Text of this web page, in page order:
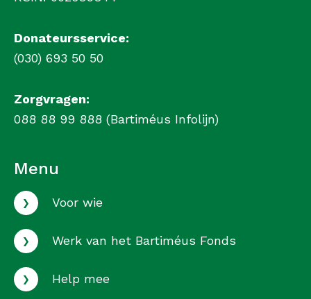
Donateursservice:
(030) 693 50 50
Zorgvragen:
088 88 99 888 (Bartiméus Infolijn)
Menu
› Voor wie
› Werk van het Bartiméus Fonds
› Help mee